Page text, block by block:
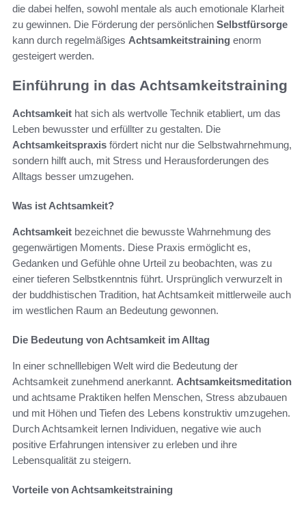
die dabei helfen, sowohl mentale als auch emotionale Klarheit
zu gewinnen. Die Förderung der persönlichen Selbstfürsorge
kann durch regelmäßiges Achtsamkeitstraining enorm
gesteigert werden.
Einführung in das Achtsamkeitstraining
Achtsamkeit hat sich als wertvolle Technik etabliert, um das
Leben bewusster und erfüllter zu gestalten. Die
Achtsamkeitspraxis fördert nicht nur die Selbstwahrnehmung,
sondern hilft auch, mit Stress und Herausforderungen des
Alltags besser umzugehen.
Was ist Achtsamkeit?
Achtsamkeit bezeichnet die bewusste Wahrnehmung des
gegenwärtigen Moments. Diese Praxis ermöglicht es,
Gedanken und Gefühle ohne Urteil zu beobachten, was zu
einer tieferen Selbstkenntnis führt. Ursprünglich verwurzelt in
der buddhistischen Tradition, hat Achtsamkeit mittlerweile auch
im westlichen Raum an Bedeutung gewonnen.
Die Bedeutung von Achtsamkeit im Alltag
In einer schnelllebigen Welt wird die Bedeutung der
Achtsamkeit zunehmend anerkannt. Achtsamkeitsmeditation
und achtsame Praktiken helfen Menschen, Stress abzubauen
und mit Höhen und Tiefen des Lebens konstruktiv umzugehen.
Durch Achtsamkeit lernen Individuen, negative wie auch
positive Erfahrungen intensiver zu erleben und ihre
Lebensqualität zu steigern.
Vorteile von Achtsamkeitstraining